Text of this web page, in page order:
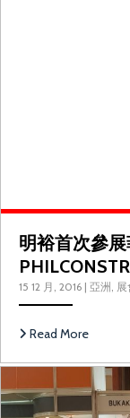
明裕首次參
15 12 月, 2016 | 亞洲 , 展
Read More